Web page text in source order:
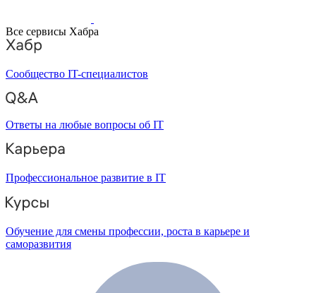
Все сервисы Хабра
Сообщество IT-специалистов
Ответы на любые вопросы об IT
Профессиональное развитие в IT
Обучение для смены профессии, роста в карьере и
саморазвития